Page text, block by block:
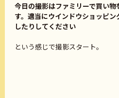
今日の撮影はファミリーで買い
す。適当にウインドウショッピ
したりしてください
という感じで撮影スタート。